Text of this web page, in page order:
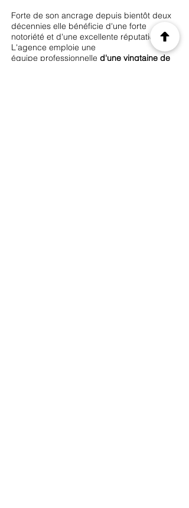
Forte de son ancrage depuis bientôt deux
décennies elle bénéficie d'une forte
notoriété et d'une excellente réputation.
L'agence emploie une
équipe professionnelle d'une vingtaine de